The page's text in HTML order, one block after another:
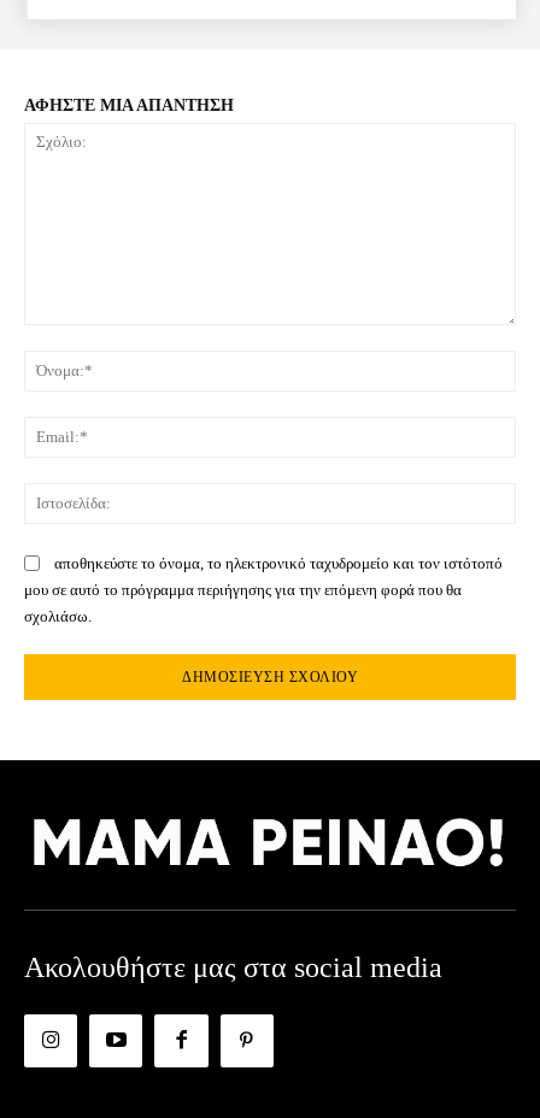
ΑΦΗΣΤΕ ΜΙΑ ΑΠΑΝΤΗΣΗ
αποθηκεύστε το όνομα, το ηλεκτρονικό ταχυδρομείο και τον ιστότοπό
μου σε αυτό το πρόγραμμα περιήγησης για την επόμενη φορά που θα
σχολιάσω.
Ακολουθήστε μας στα social media